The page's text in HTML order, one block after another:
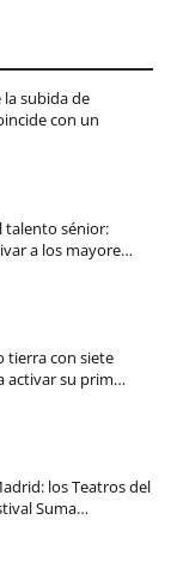
subida de
con un
talento sénior:
a los mayore…
tierra con siete
activar su prim…
los Teatros del
Suma…